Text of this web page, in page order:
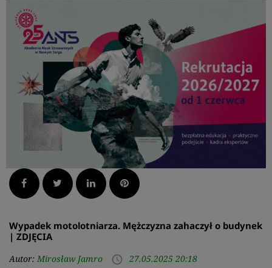
Facebook Twitter LinkedInPinterest
Wypadek motolotniarza. Mężczyzna zahaczył o budynek
| ZDJĘCIA
Autor: Mirosław Jamro access_time 27.05.2025 20:18